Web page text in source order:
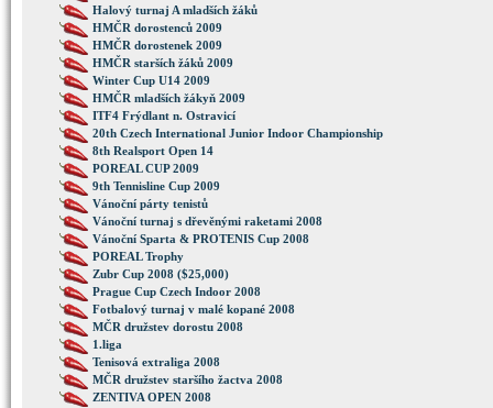
Halový turnaj A mladších žáků
HMČR dorostenců 2009
HMČR dorostenek 2009
HMČR starších žáků 2009
Winter Cup U14 2009
HMČR mladších žákyň 2009
ITF4 Frýdlant n. Ostravicí
20th Czech International Junior Indoor Championship
8th Realsport Open 14
POREAL CUP 2009
9th Tennisline Cup 2009
Vánoční párty tenistů
Vánoční turnaj s dřevěnými raketami 2008
Vánoční Sparta & PROTENIS Cup 2008
POREAL Trophy
Zubr Cup 2008 ($25,000)
Prague Cup Czech Indoor 2008
Fotbalový turnaj v malé kopané 2008
MČR družstev dorostu 2008
1.liga
Tenisová extraliga 2008
MČR družstev staršího žactva 2008
ZENTIVA OPEN 2008